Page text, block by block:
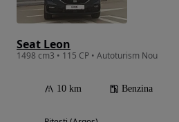
Seat Leon
1498 cm3 • 115 CP • Autoturism Nou
10 km Benzina